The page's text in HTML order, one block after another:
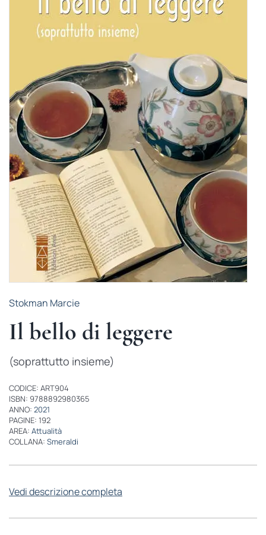
BIOGRAFIE
Stokman Marcie
Il bello di leggere
(soprattutto insieme)
CODICE: ART904
ISBN: 9788892980365
ANNO: 2021
PAGINE: 192
AREA: Attualità
COLLANA: Smeraldi
Vedi descrizione completa